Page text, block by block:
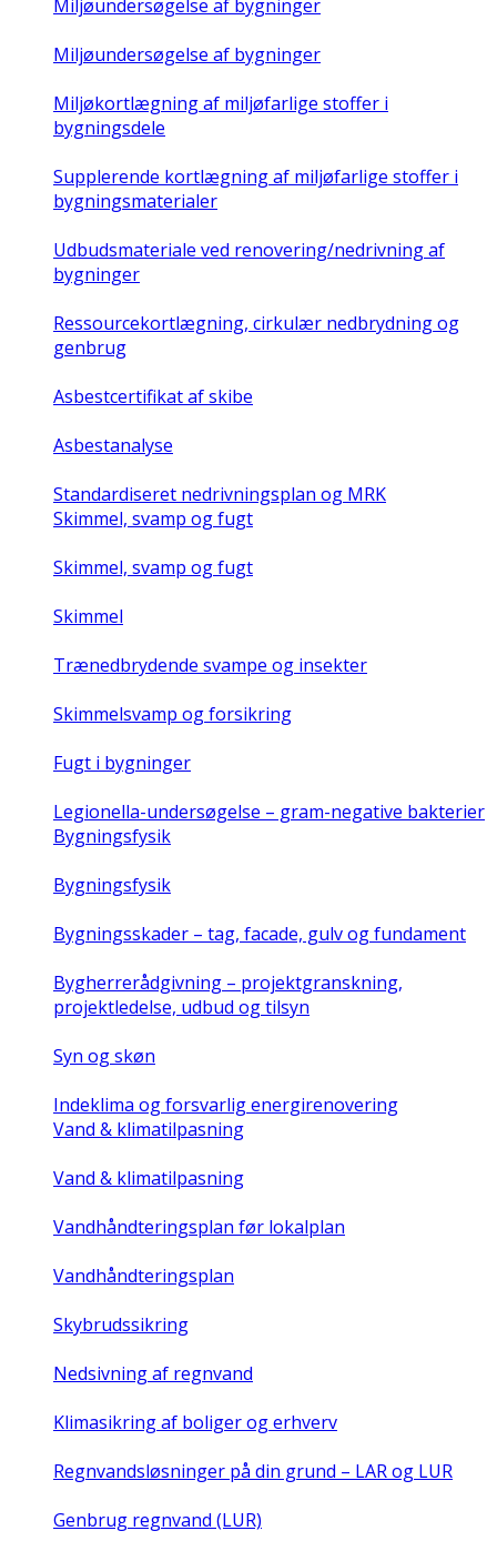
Miljøundersøgelse af bygninger
Miljøundersøgelse af bygninger
Miljøkortlægning af miljøfarlige stoffer i
bygningsdele
Supplerende kortlægning af miljøfarlige stoffer i
bygningsmaterialer
Udbudsmateriale ved renovering/nedrivning af
bygninger
Ressourcekortlægning, cirkulær nedbrydning og
genbrug
Asbestcertifikat af skibe
Asbestanalyse
Standardiseret nedrivningsplan og MRK
Skimmel, svamp og fugt
Skimmel, svamp og fugt
Skimmel
Trænedbrydende svampe og insekter
Skimmelsvamp og forsikring
Fugt i bygninger
Legionella-undersøgelse – gram-negative bakterier
Bygningsfysik
Bygningsfysik
Bygningsskader – tag, facade, gulv og fundament
Bygherrerådgivning – projektgranskning,
projektledelse, udbud og tilsyn
Syn og skøn
Indeklima og forsvarlig energirenovering
Vand & klimatilpasning
Vand & klimatilpasning
Vandhåndteringsplan før lokalplan
Vandhåndteringsplan
Skybrudssikring
Nedsivning af regnvand
Klimasikring af boliger og erhverv
Regnvandsløsninger på din grund – LAR og LUR
Genbrug regnvand (LUR)